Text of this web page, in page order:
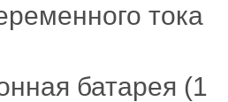
тока
батарея (1